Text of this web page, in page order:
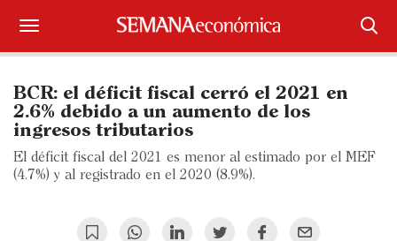
Iniciar sesión
Portada
Sectores y Empresas
BCR: el déficit fiscal cerró el 2021 en
2.6% debido a un aumento de los
ingresos tributarios
El déficit fiscal del 2021 es menor al estimado por el MEF
(4.7%) y al registrado en el 2020 (8.9%).